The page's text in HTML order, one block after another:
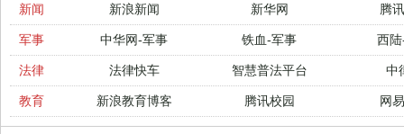
新闻
新浪新闻 新华网
腾
军事
中华网-军事 铁血-军事
西
法律
法律快车 智慧普法平台
中
教育
新浪教育博客 腾讯校园 网